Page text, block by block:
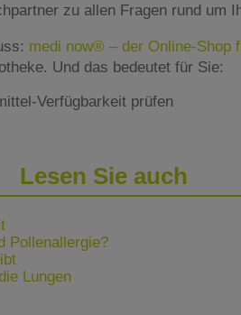
zu allen Fragen rund um
medi now® – der Online-Shop
Und das bedeutet für Sie:
Verfügbarkeit prüfen
Lesen Sie auch
Pollenallergie?
Lungen